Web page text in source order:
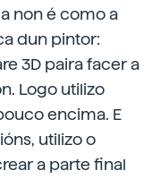
non é como a
dun pintor:
3D paira facer a
Logo utilizo
encima. E
utilizo o
a parte final